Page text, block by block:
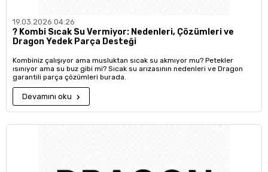
19.03.2026 04:26
?️ Kombi Sıcak Su Vermiyor: Nedenleri, Çözümleri ve
Dragon Yedek Parça Desteği
Kombiniz çalışıyor ama musluktan sıcak su akmıyor mu? Petekler
ısınıyor ama su buz gibi mi? Sıcak su arızasının nedenleri ve Dragon
garantili parça çözümleri burada.
Devamını oku